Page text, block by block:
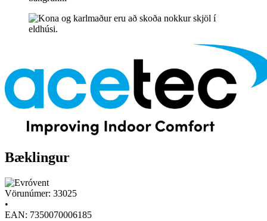
Bæklingur
Vörunúmer: 33025
•
EAN: 7350070006185